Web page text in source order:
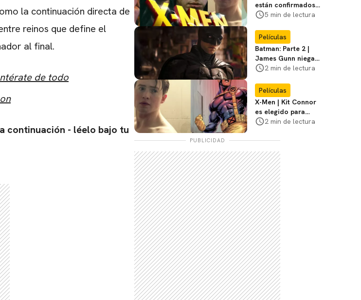
la continuación directa de
reinos que define el
al final.
de todo
continuación - léelo bajo tu
están confirmados
en la película de
favoritos
5 min de lectura
Películas
Batman: Parte 2 |
James Gunn niega
que se filme la parte
2 min de lectura
Películas
X-Men | Kit Connor
es elegido para
interpretar a
película
2 min de lectura
PUBLICIDAD